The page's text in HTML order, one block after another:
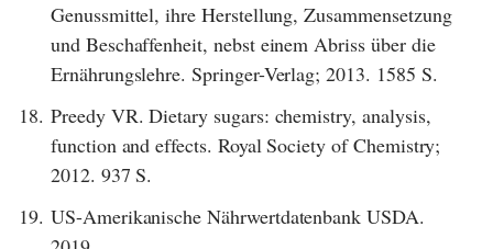
Genussmittel, ihre Herstellung, Zusammensetzung
und Beschaffenheit, nebst einem Abriss über die
Ernährungslehre. Springer-Verlag; 2013. 1585 S.
18. Preedy VR. Dietary sugars: chemistry, analysis,
function and effects. Royal Society of Chemistry;
2012. 937 S.
19. US-Amerikanische Nährwertdatenbank USDA.